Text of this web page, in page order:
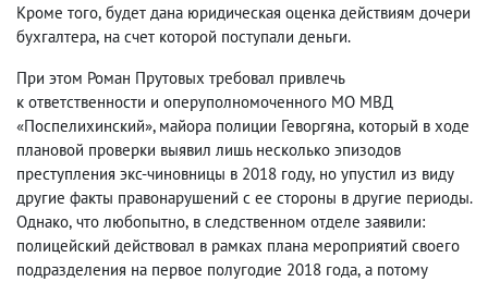
Кроме того, будет дана юридическая оценка действиям дочери
бухгалтера, на счет которой поступали деньги.
При этом Роман Прутовых требовал привлечь
к ответственности и оперуполномоченного МО МВД
«Поспелихинский», майора полиции Геворгяна, который в ходе
плановой проверки выявил лишь несколько эпизодов
преступления экс-чиновницы в 2018 году, но упустил из виду
другие факты правонарушений с ее стороны в другие периоды.
Однако, что любопытно, в следственном отделе заявили:
полицейский действовал в рамках плана мероприятий своего
подразделения на первое полугодие 2018 года, а потому